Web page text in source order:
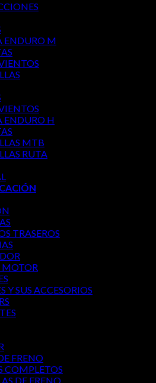
ENDURO M
ENDURO H
MTB
RUTA
TRASEROS
MOTOR
Y SUS ACCESORIOS
FRENO
COMPLETOS
DE FRENO